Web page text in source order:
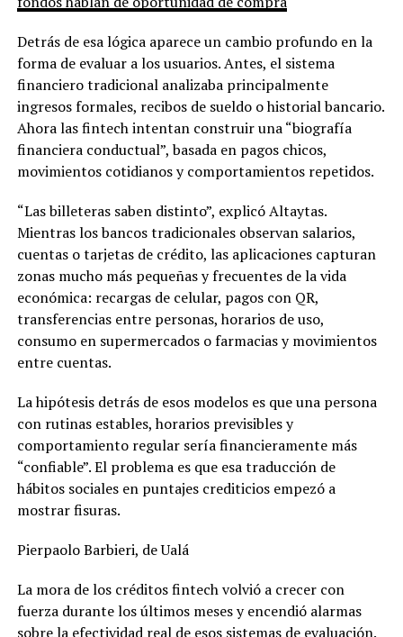
Detrás de esa lógica aparece un cambio profundo en la
forma de evaluar a los usuarios. Antes, el sistema
financiero tradicional analizaba principalmente
ingresos formales, recibos de sueldo o historial bancario.
Ahora las fintech intentan construir una “biografía
financiera conductual”, basada en pagos chicos,
movimientos cotidianos y comportamientos repetidos.
“Las billeteras saben distinto”, explicó Altaytas.
Mientras los bancos tradicionales observan salarios,
cuentas o tarjetas de crédito, las aplicaciones capturan
zonas mucho más pequeñas y frecuentes de la vida
económica: recargas de celular, pagos con QR,
transferencias entre personas, horarios de uso,
consumo en supermercados o farmacias y movimientos
entre cuentas.
La hipótesis detrás de esos modelos es que una persona
con rutinas estables, horarios previsibles y
comportamiento regular sería financieramente más
“confiable”. El problema es que esa traducción de
hábitos sociales en puntajes crediticios empezó a
mostrar fisuras.
Pierpaolo Barbieri, de Ualá
La mora de los créditos fintech volvió a crecer con
fuerza durante los últimos meses y encendió alarmas
sobre la efectividad real de esos sistemas de evaluación.